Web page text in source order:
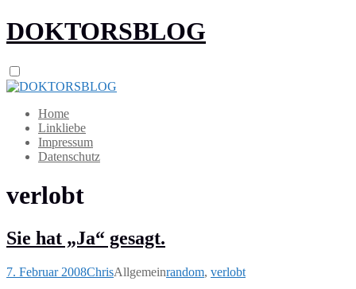
DOKTORSBLOG
Home
Linkliebe
Impressum
Datenschutz
verlobt
Sie hat „Ja“ gesagt.
7. Februar 2008ChrisAllgemeinrandom, verlobt